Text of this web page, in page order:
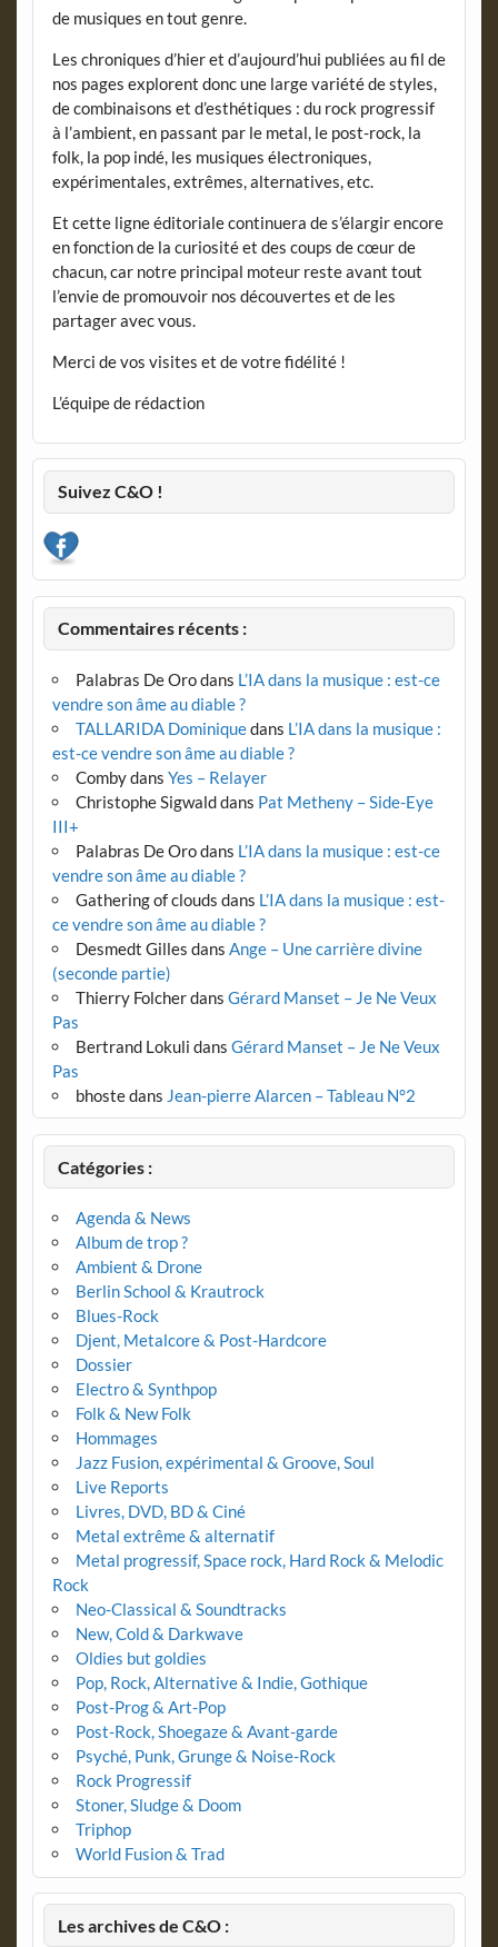
de musiques en tout genre.
Les chroniques d’hier et d’aujourd’hui publiées au fil de
nos pages explorent donc une large variété de styles,
de combinaisons et d’esthétiques : du rock progressif
à l’ambient, en passant par le metal, le post-rock, la
folk, la pop indé, les musiques électroniques,
expérimentales, extrêmes, alternatives, etc.
Et cette ligne éditoriale continuera de s’élargir encore
en fonction de la curiosité et des coups de cœur de
chacun, car notre principal moteur reste avant tout
l’envie de promouvoir nos découvertes et de les
partager avec vous.
Merci de vos visites et de votre fidélité !
L’équipe de rédaction
Suivez C&O !
Commentaires récents :
Palabras De Orodans L’IA dans la musique : est-ce
vendre son âme au diable ?
TALLARIDA Dominiquedans L’IA dans la musique :
est-ce vendre son âme au diable ?
Combydans Yes – Relayer
Christophe Sigwalddans Pat Metheny – Side-Eye
III+
Palabras De Orodans L’IA dans la musique : est-ce
vendre son âme au diable ?
Gathering of clouds dans L’IA dans la musique : est-
ce vendre son âme au diable ?
Desmedt Gilles dans Ange – Une carrière divine
(seconde partie)
Thierry Folcherdans Gérard Manset – Je Ne Veux
Pas
Bertrand Lokuli dans Gérard Manset – Je Ne Veux
Pas
bhostedans Jean-pierre Alarcen – Tableau N°2
Catégories :
Agenda & News
Album de trop ?
Ambient & Drone
Berlin School & Krautrock
Blues-Rock
Djent, Metalcore & Post-Hardcore
Dossier
Electro & Synthpop
Folk & New Folk
Hommages
Jazz Fusion, expérimental & Groove, Soul
Live Reports
Livres, DVD, BD & Ciné
Metal extrême & alternatif
Metal progressif, Space rock, Hard Rock & Melodic
Rock
Neo-Classical & Soundtracks
New, Cold & Darkwave
Oldies but goldies
Pop, Rock, Alternative & Indie, Gothique
Post-Prog & Art-Pop
Post-Rock, Shoegaze & Avant-garde
Psyché, Punk, Grunge & Noise-Rock
Rock Progressif
Stoner, Sludge & Doom
Triphop
World Fusion & Trad
Les archives de C&O :